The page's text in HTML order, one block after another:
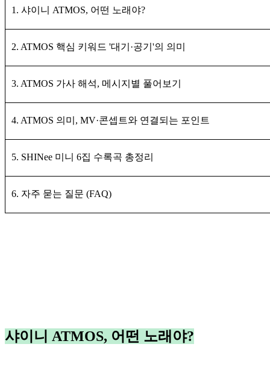
1. 샤이니 ATMOS, 어떤 노래야?
2. ATMOS 핵심 키워드 '대기·공기'의 의미
3. ATMOS 가사 해석, 메시지별 풀어보기
4. ATMOS 의미, MV·콘셉트와 연결되는 포인트
5. SHINee 미니 6집 수록곡 총정리
6. 자주 묻는 질문 (FAQ)
샤이니 ATMOS, 어떤 노래야?